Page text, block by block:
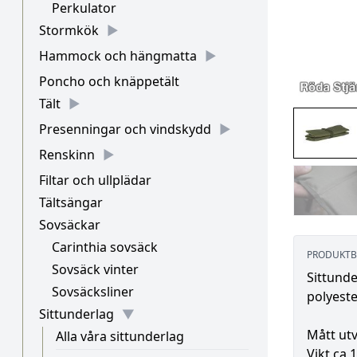
Perkulator
Stormkök
Hammock och hängmatta
Poncho och knäppetält
Tält
Presenningar och vindskydd
Renskinn
Filtar och ullplädar
Tältsängar
Sovsäckar
Carinthia sovsäck
Sovsäck vinter
Sovsäcksliner
Sittunderlag
Alla våra sittunderlag
Mått